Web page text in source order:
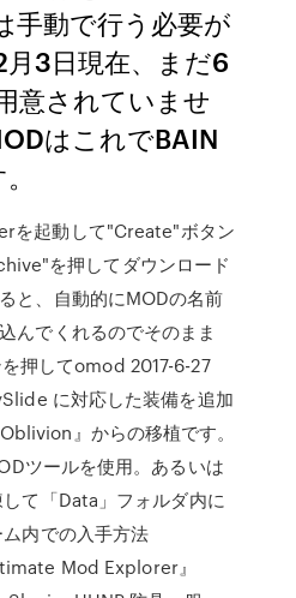
手動で行う必要が
月3日現在、まだ6
意されていませ
はこれでBAIN
を起動して"Create"ボタン
を押してダウンロード
と、自動的にMODの名前
んでくれるのでそのまま
押してomod 2017-6-27
に対応した装備を追加
』からの移植です。
ツールを使用。あるいは
て「Data」フォルダ内に
内での入手方法
Mod Explorer』